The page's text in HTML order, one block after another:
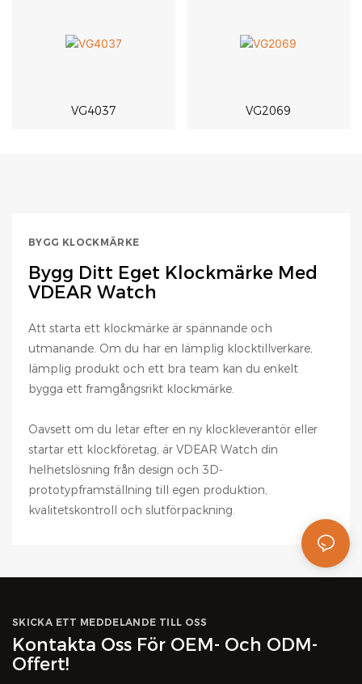
VG4037 VG2069
BYGG KLOCKMÄRKE
Bygg Ditt Eget Klockmärke Med
VDEAR Watch
Att starta ett klockmärke är spännande och
utmanande. Om du har en lämplig klocktillverkare,
lämplig produkt och ett bra team kan du enkelt
bygga ett framgångsrikt klockmärke.
Oavsett om du letar efter en ny klockleverantör eller
startar ett klockföretag, är VDEAR Watch din
helhetslösning från design och 3D-
prototypframställning till egen produktion,
kvalitetskontroll och slutförpackning.
SKICKA ETT MEDDELANDE TILL OSS
Kontakta Oss För OEM- Och ODM-
Offert!